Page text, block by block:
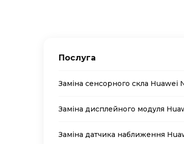
Послуга
Заміна сенсорного скла Huawei
Заміна дисплейного модуля
Заміна датчика наближення